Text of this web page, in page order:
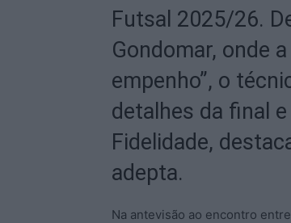
Futsal 2025/26.
Gondomar, onde
empenho”, o
detalhes da final
Fidelidade,
adepta.
Na antevisão ao encontro